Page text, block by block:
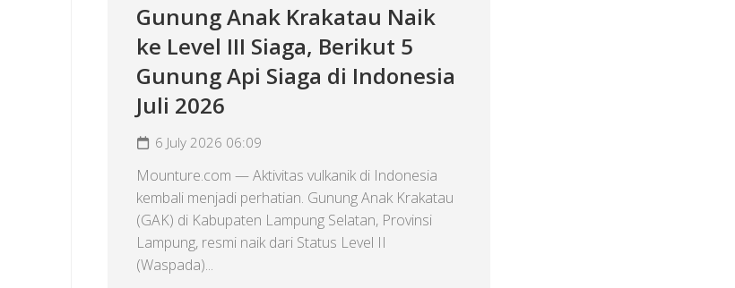
Gunung Anak Krakatau Naik
ke Level III Siaga, Berikut 5
Gunung Api Siaga di Indonesia
Juli 2026
6 July 2026 06:09
Mounture.com — Aktivitas vulkanik di Indonesia
kembali menjadi perhatian. Gunung Anak Krakatau
(GAK) di Kabupaten Lampung Selatan, Provinsi
Lampung, resmi naik dari Status Level II
(Waspada)...